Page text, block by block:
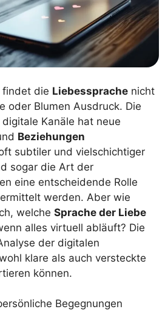
findet die Liebessprache nicht
oder Blumen Ausdruck. Die
Kanäle hat neue
Beziehungen
subtiler und vielschichtiger
sogar die Art der
eine entscheidende Rolle
werden. Aber wie
welche Sprache der Liebe
alles virtuell abläuft? Die
der digitalen
klare als auch versteckte
können.
Begegnungen